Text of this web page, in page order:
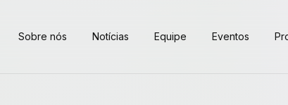
Sobre nós Notícias Equipe Eventos